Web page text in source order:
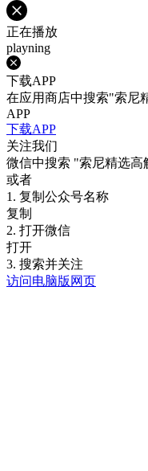
正在播放
playning
下载APP
在应用商店中搜索"索尼
APP
下载APP
关注我们
微信中搜索 "索尼精选高
或者
1. 复制公众号名称
复制
2. 打开微信
打开
3. 搜索并关注
访问电脑版网页